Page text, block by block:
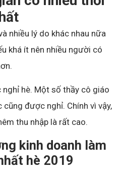
nhiều lý do khác nhau nữa
khá ít nên nhiều người có
hè. Một số thầy cô giáo
được nghỉ. Chính vì vậy,
thu nhập là rất cao.
kinh doanh làm
hè 2019